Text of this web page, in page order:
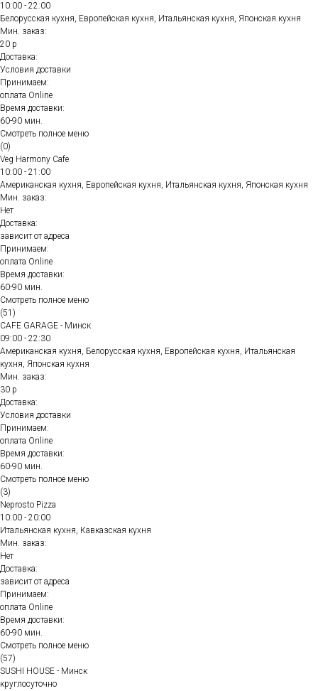
10:00 - 22:00
Белорусская кухня, Европейская кухня, Итальянская кухня, Японская кухня
Мин. заказ:
20 р
Доставка:
Условия доставки
Принимаем:
оплата Online
Время доставки:
60-90 мин.
Смотреть полное меню
(0)
Veg Harmony Cafe
10:00 - 21:00
Американская кухня, Европейская кухня, Итальянская кухня, Японская кухня
Мин. заказ:
Нет
Доставка:
зависит от адреса
Принимаем:
оплата Online
Время доставки:
60-90 мин.
Смотреть полное меню
(51)
CAFE GARAGE - Минск
09:00 - 22:30
Американская кухня, Белорусская кухня, Европейская кухня, Итальянская
кухня, Японская кухня
Мин. заказ:
30 р
Доставка:
Условия доставки
Принимаем:
оплата Online
Время доставки:
60-90 мин.
Смотреть полное меню
(3)
Neprosto Pizza
10:00 - 20:00
Итальянская кухня, Кавказская кухня
Мин. заказ:
Нет
Доставка:
зависит от адреса
Принимаем:
оплата Online
Время доставки:
60-90 мин.
Смотреть полное меню
(57)
SUSHI HOUSE - Минск
круглосуточно